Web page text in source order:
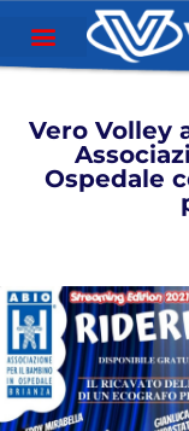
Vero Volley
Ospedale